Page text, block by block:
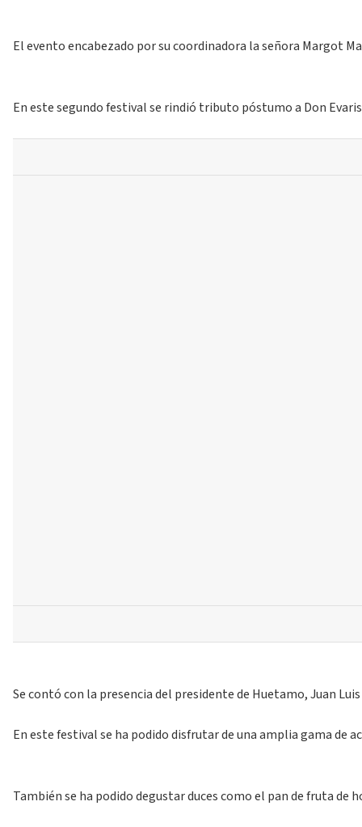
El evento encabezado por su coordinadora la señora Margot
En este segundo festival se rindió tributo póstumo a Don
Se contó con la presencia del presidente de Huetamo, Juan
En este festival se ha podido disfrutar de una amplia gama
También se ha podido degustar duces como el pan de fruta